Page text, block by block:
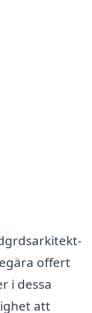
offert
i dessa
att